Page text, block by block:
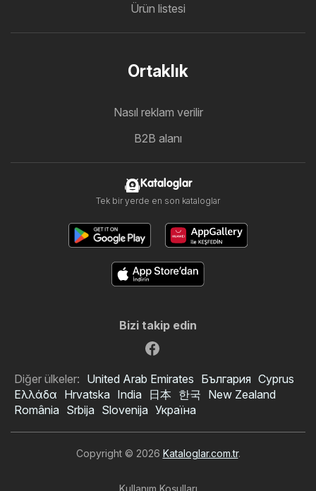
Ürün listesi
Ortaklık
Nasıl reklam verilir
B2B alanı
Kataloglar
Tek bir yerde en son kataloglar
Bizi takip edin
Diğer ülkeler: United Arab Emirates България Cyprus
Ελλάδα Hrvatska India 日本 한국 New Zealand
România Srbija Slovenija Україна
Copyright © 2026 Kataloglar.com.tr.
Kullanım Koşulları